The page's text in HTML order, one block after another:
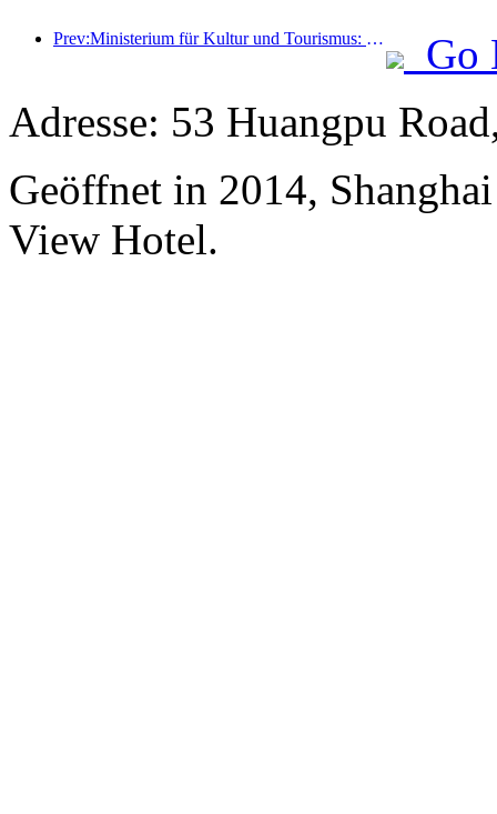
Prev:Ministerium für Kultur und Tourismus: Fokus auf Angebot und Nachfrage zur Steuerung von Kultur- und Tourismuskonsumaktivitäten sowie Reisen.
Go
Adresse: 53 Huangpu
Geöffnet in 2014,
View Hotel.